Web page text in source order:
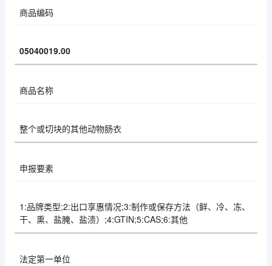
商品编码
05040019.00
商品名称
整个或切块的其他动物肠衣
申报要素
1:品牌类型;2:出口享惠情况;3:制作或保存方法（鲜、冷、冻、
干、熏、盐腌、盐渍）;4:GTIN;5:CAS;6:其他
法定第一单位